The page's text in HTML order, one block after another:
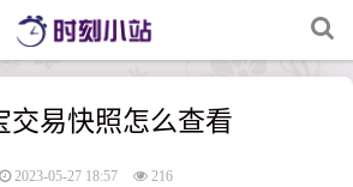
交易快照怎么查看
2023-05-27 18:57 216